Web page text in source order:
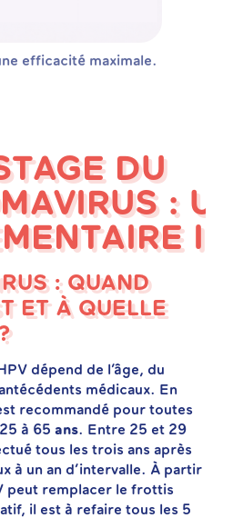
efficacité maximale.
DU
:
: QUAND
ET À QUELLE
dépend de l’âge, du
médicaux. En
recommandé pour toutes
à 65 ans. Entre 25 et 29
tous les trois ans après
à un an d’intervalle. À partir
peut remplacer le frottis
il est à refaire tous les 5